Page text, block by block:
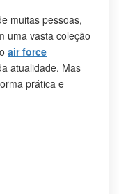
muitas pessoas,
uma vasta coleção
air force
atualidade. Mas
prática e